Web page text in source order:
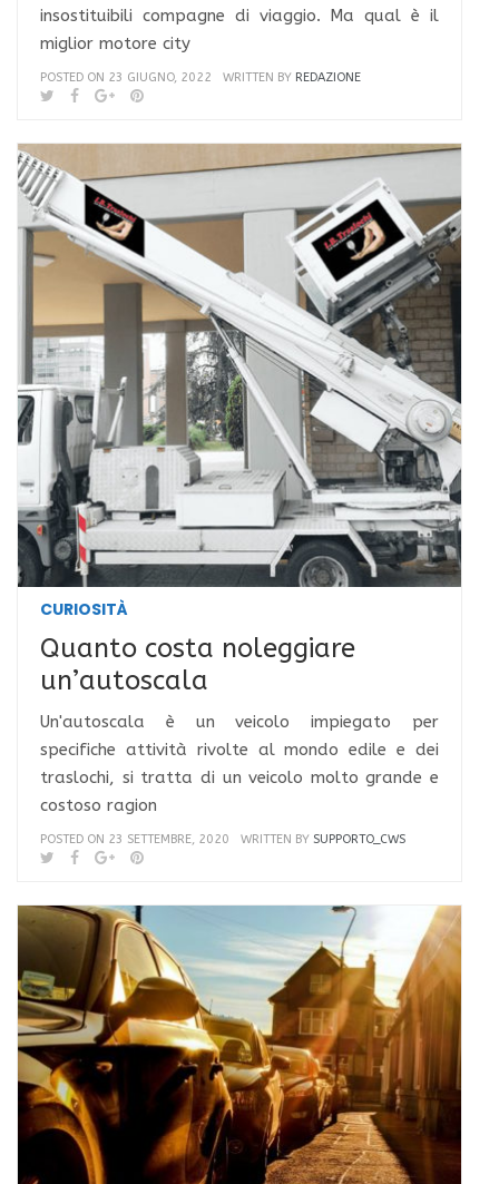
insostituibili compagne di viaggio. Ma qual è il
miglior motore city
POSTED ON 23 GIUGNO, 2022 WRITTEN BY REDAZIONE
CURIOSITÀ
Quanto costa noleggiare
un’autoscala
Un'autoscala è un veicolo impiegato per
specifiche attività rivolte al mondo edile e dei
traslochi, si tratta di un veicolo molto grande e
costoso ragion
POSTED ON 23 SETTEMBRE, 2020 WRITTEN BY SUPPORTO_CWS